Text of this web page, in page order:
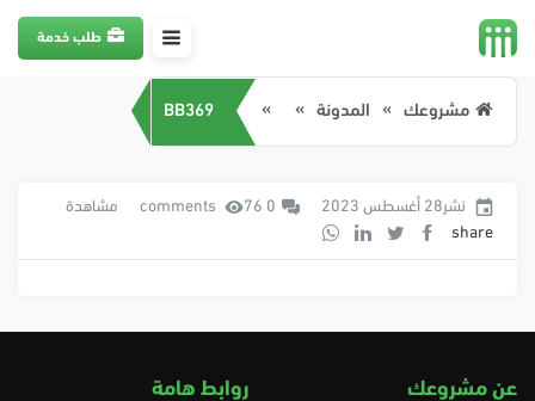
طلب خدمة
مشروعك المدونة BB369
نشر28 أغسطس 2023 0 comments 76 مشاهدة
share
عن مشروعك روابط هامة